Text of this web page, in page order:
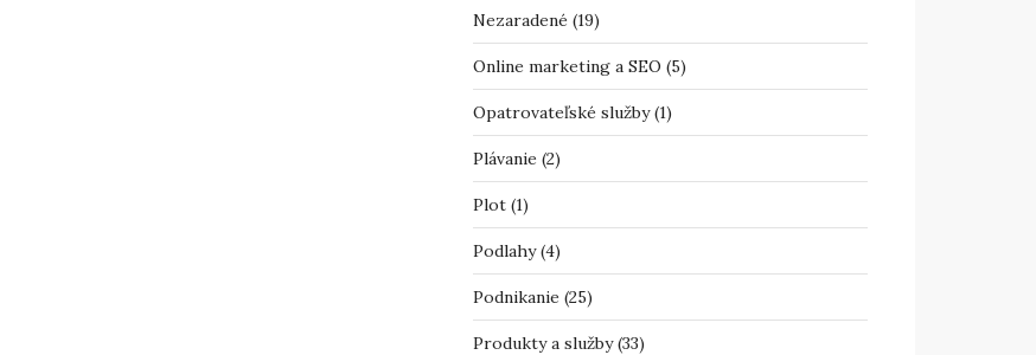
Nezaradené (19)
Online marketing a SEO (5)
Opatrovateľské služby(1)
Plávanie (2)
Plot(1)
Podlahy(4)
Podnikanie (25)
Produkty a služby(33)